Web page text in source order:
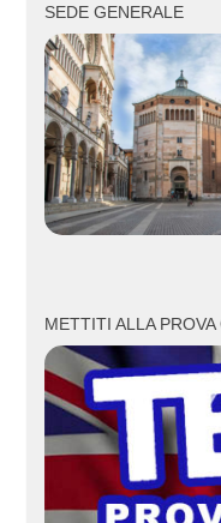
SEDE GENERALE
METTITI ALLA